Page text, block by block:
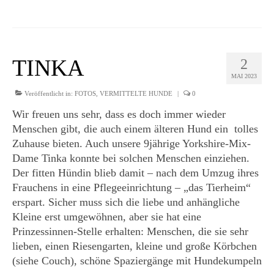
2
MAI 2023
TINKA
Veröffentlicht in: FOTOS VERMITTELTE HUNDE | 0
Wir freuen uns sehr, dass es doch immer wieder
Menschen gibt, die auch einem älteren Hund ein tolles
Zuhause bieten. Auch unsere 9jährige Yorkshire-Mix-
Dame Tinka konnte bei solchen Menschen einziehen.
Der fitten Hündin blieb damit – nach dem Umzug ihres
Frauchens in eine Pflegeeinrichtung – „das Tierheim“
erspart. Sicher muss sich die liebe und anhängliche
Kleine erst umgewöhnen, aber sie hat eine
Prinzessinnen-Stelle erhalten: Menschen, die sie sehr
lieben, einen Riesengarten, kleine und große Körbchen
(siehe Couch), schöne Spaziergänge mit Hundekumpeln